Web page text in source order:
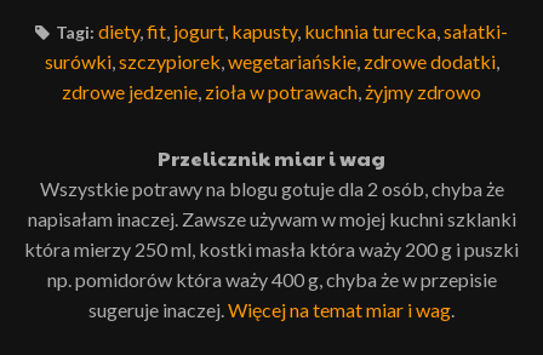
Tagi: diety,fit, jogurt, kapusty, kuchnia turecka,sałatki-
surówki,szczypiorek,wegetariańskie, zdrowe dodatki,
zdrowe jedzenie, zioła w potrawach,żyjmy zdrowo
Przelicznik miar i wag
Wszystkie potrawy na blogu gotuje dla 2 osób, chyba że
napisałam inaczej. Zawsze używam w mojej kuchni szklanki
która mierzy 250 ml, kostki masła która waży 200 g i puszki
np. pomidorów która waży 400 g, chyba że w przepisie
sugeruje inaczej.Więcej na temat miar i wag.